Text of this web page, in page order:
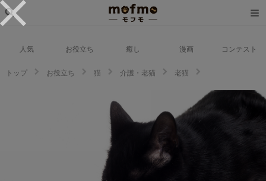
人気 お役立ち 癒し 漫画 コンテスト
トップ お役立ち 猫 介護・老猫
老猫